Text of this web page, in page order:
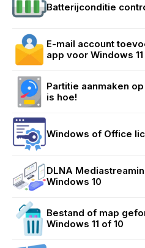
Batterijconditie
E-mail account
app voor Windows 11
Partitie aanmaken
is hoe!
Windows of Office
DLNA
Windows 10
Bestand of map
Windows 11 of 10